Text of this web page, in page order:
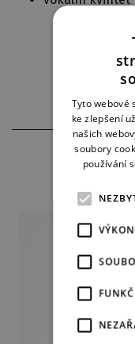
Tyto webové
ke zlepšení
našich
soubory
používání